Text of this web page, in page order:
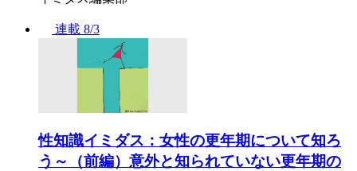
連載 8/3
性知識イミダス：女性の更年期について知ろ
う～（前編）意外と知られていない更年期の